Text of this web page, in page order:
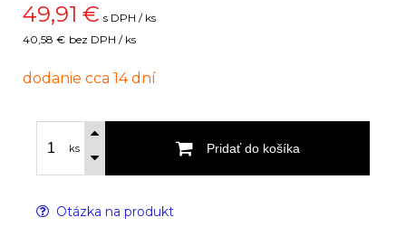
49,91 € s DPH / ks
40,58 € bez DPH / ks
dodanie cca 14 dní
ks Pridať do košíka
Otázka na produkt